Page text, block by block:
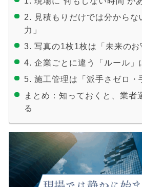
2. 見積もりだけでは分からな
力」
3. 写真の1枚1枚は「未来のお
4. 企業ごとに違う「ルール」
5. 施工管理は「派手さゼロ・
まとめ：知っておくと、業者
る